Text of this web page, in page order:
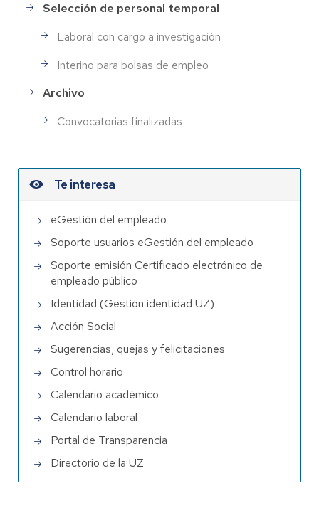
Selección de personal temporal
Laboral con cargo a investigación
Interino para bolsas de empleo
Archivo
Convocatorias finalizadas
Te interesa
eGestión del empleado
Soporte usuarios eGestión del empleado
Soporte emisión Certificado electrónico de
empleado público
Identidad (Gestión identidad UZ)
Acción Social
Sugerencias, quejas y felicitaciones
Control horario
Calendario académico
Calendario laboral
Portal de Transparencia
Directorio de la UZ